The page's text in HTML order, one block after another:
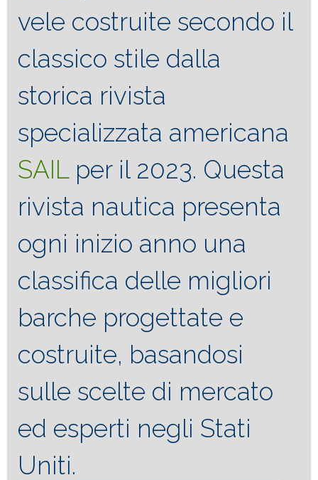
vele costruite secondo il
classico stile dalla
storica rivista
specializzata americana
SAILper il 2023. Questa
rivista nautica presenta
ogni inizio anno una
classifica delle migliori
barche progettate e
costruite, basandosi
sulle scelte di mercato
ed esperti negli Stati
Uniti.